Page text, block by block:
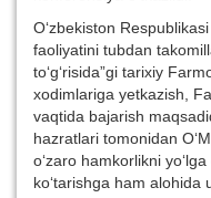
O‘zbekiston
faoliyatini tubdan
to‘g‘risida”gi tarixiy
xodimlariga yetkazish,
vaqtida bajarish
hazratlari tomonidan
o‘zaro hamkorlikni
ko‘tarishga ham alohida